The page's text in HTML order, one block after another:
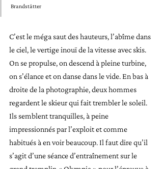
Brandstätter
C’est le méga saut des hauteurs, l’abîme dans
le ciel, le vertige inouï de la vitesse avec skis.
On se propulse, on descend à pleine turbine,
on s’élance et on danse dans le vide. En bas à
droite de la photographie, deux hommes
regardent le skieur qui fait trembler le soleil.
Ils semblent tranquilles, à peine
impressionnés par l’exploit et comme
habitués à en voir beaucoup. Il faut dire qu’il
s’agit d’une séance d’entraînement sur le